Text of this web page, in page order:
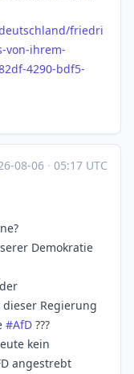
/friedri
von-ihrem-
4290-bdf5-
08-06 · 05:17 UTC
Demokratie
Regierung
#AfD ???
kein
angestrebt